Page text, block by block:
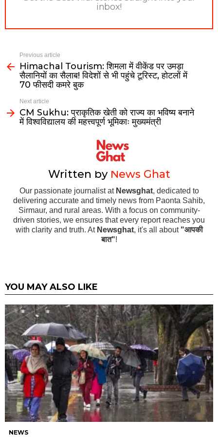
inbox!
Previous article
Himachal Tourism: शिमला में वीकेंड पर उमड़ा
सैलानियों का सैलाब! विदेशों से भी पहुंचे टूरिस्ट, होटलों में
70 फीसदी कमरे बुक
Next article
CM Sukhu: प्राकृतिक खेती को राज्य का भविष्य बनाने
में विश्वविद्यालय की महत्त्वपूर्ण भूमिकाः मुख्यमंत्री
Written by News Ghat
Our passionate journalist at Newsghat, dedicated to
delivering accurate and timely news from Paonta Sahib,
Sirmaur, and rural areas. With a focus on community-
driven stories, we ensures that every report reaches you
with clarity and truth. At Newsghat, it's all about "आपकी
बात"!
YOU MAY ALSO LIKE
NEWS